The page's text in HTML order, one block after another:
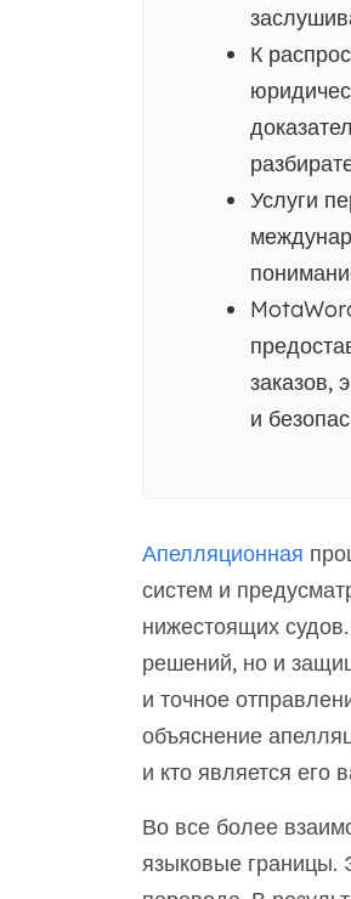
К
Услуги
заказов,
и
Апелляционная
систем и
нижестоящих
решений, но и
и точное
объяснение
и кто является его
Во все более
языковые границы.